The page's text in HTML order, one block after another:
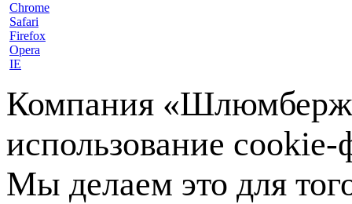
Chrome
Safari
Firefox
Opera
IE
Компания
использование
Мы делаем это для